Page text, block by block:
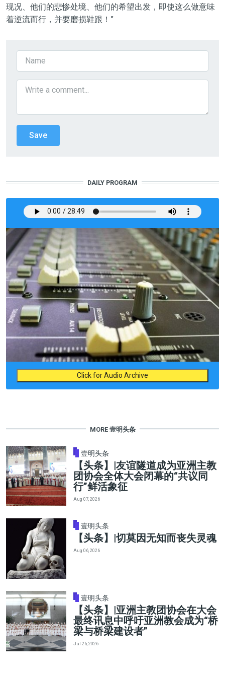
现况、他们的悲惨处境、他们的希望出发，即使这么做意味
着逆流而行，并要磨损鞋跟！”
DAILY PROGRAM
Click for Audio Archive
MORE 壹明头条
壹明头条
【头条】|友谊隧道成为亚洲主教
团协会全体大会闭幕的“共议同
行”鲜活象征
Aug 07, 2026
壹明头条
【头条】|切莫因无知而丧失灵魂
Aug 06, 2026
壹明头条
【头条】|亚洲主教团协会在大会
最终讯息中呼吁亚洲教会成为“桥
梁与桥梁建设者”
Jul 26, 2026